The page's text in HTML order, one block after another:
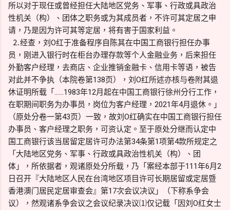
所以对于现任或曾经担任大陆地区党务、军事、行政或具政治
性机关（构）、团体之职务或为其成员者，不许可其定居之申
请，乃是因为许可其等定居，将有害于国家利益。
⒉经查，刘O红于准备程序自陈其在中国工商银行担任办事
员，刚进入银行时在柜台办理存款等个人金融业务，后来担任
外勤客户经理，去商店、企业推销金融卡、信用卡等语，被告
对此并不争执（本院卷第138页），刘O红所述亦核与卷附其退
休证明所载「……1983年12月起在中国工商银行徐州分行工作，
在职期间职务为办事员，岗位为客户经理，2021年4月退休。」
（原处分卷一第43页）一致，故刘O红确实在中国工商银行担任
办事员、客户经理之职务，可资认定。至于原处分继而认定中
国工商银行该当居留定居许可办法第34条第1项第4款所规定之
「大陆地区党务、军事、行政或具政治性机关（构）、团
体」，所依据者，观诸原处分所载，乃「案经本部于111年6月2
日召开『大陆地区人民在台湾地区项目许可长期居留或定居暨
香港澳门居民定居审查会』第17次会议决议」（下称系争会
议），然观诸系争会议之会议纪录决议⑴仅记载「因刘O红女士